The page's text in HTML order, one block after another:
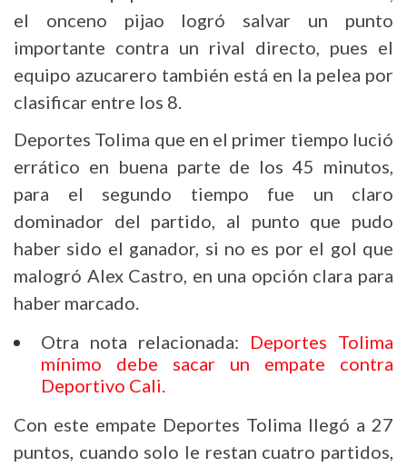
el onceno pijao logró salvar un punto
importante contra un rival directo, pues el
equipo azucarero también está en la pelea por
clasificar entre los 8.
Deportes Tolima que en el primer tiempo lució
errático en buena parte de los 45 minutos,
para el segundo tiempo fue un claro
dominador del partido, al punto que pudo
haber sido el ganador, si no es por el gol que
malogró Alex Castro, en una opción clara para
haber marcado.
Otra nota relacionada: Deportes Tolima
mínimo debe sacar un empate contra
Deportivo Cali.
Con este empate Deportes Tolima llegó a 27
puntos, cuando solo le restan cuatro partidos,